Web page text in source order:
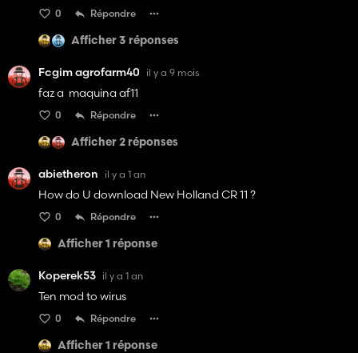
0 Répondre
Afficher 3 réponses
Fcgim agrofarm40 il y a 9 mois
faz a maquina af11
0 Répondre
Afficher 2 réponses
abietheron il y a 1 an
How do U download New Holland CR 11 ?
0 Répondre
Afficher 1 réponse
Koperek53 il y a 1 an
Ten mod to wirus
0 Répondre
Afficher 1 réponse